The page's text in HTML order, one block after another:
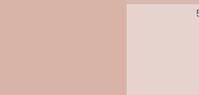
コンサー